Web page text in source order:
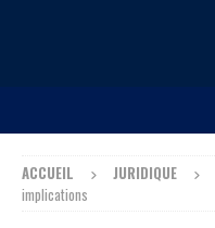
ACCUEIL JURIDIQUE
implications